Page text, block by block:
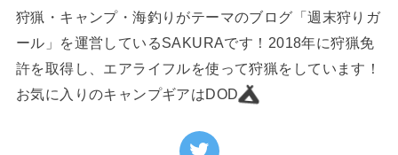
狩猟・キャンプ・海釣りがテーマのブログ「週末狩りガ
ール」を運営しているSAKURAです！2018年に狩猟免
許を取得し、エアライフルを使って狩猟をしています！
お気に入りのキャンプギアはDOD